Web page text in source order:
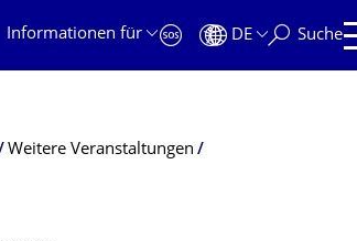
Informationen für
DE Suche
Weitere Veranstaltungen